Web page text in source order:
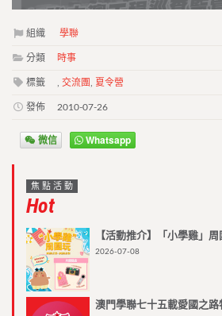
組織 學聯
分類 時事
標籤 交流團 夏令營
發佈 2010-07-26
微信 Whatsapp
焦點活動
Hot
【活動推介】「小學雞」周
2026-07-08
澳門學聯七十五載愛國之路